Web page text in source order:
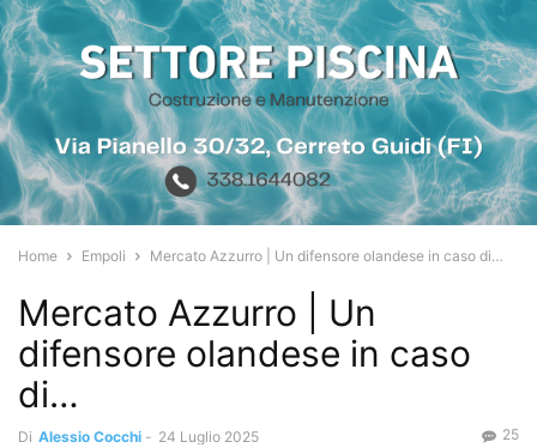
Home Empoli Mercato Azzurro | Un difensore olandese in caso di…
Mercato Azzurro | Un
difensore olandese in caso
di…
Di Alessio Cocchi - 24 Luglio 2025 25